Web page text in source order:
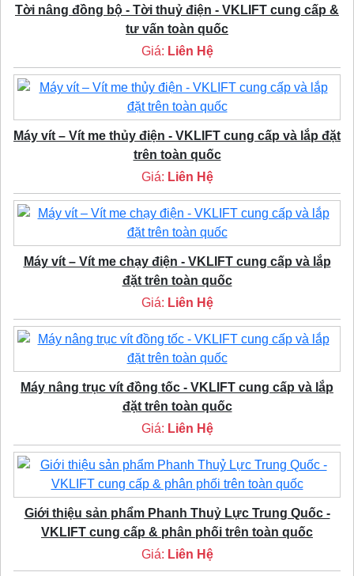
Tời nâng đồng bộ - Tời thuỷ điện - VKLIFT cung cấp &
tư vấn toàn quốc
Giá: Liên Hệ
Máy vít – Vít me thủy điện - VKLIFT cung cấp và lắp đặt
trên toàn quốc
Giá: Liên Hệ
Máy vít – Vít me chạy điện - VKLIFT cung cấp và lắp
đặt trên toàn quốc
Giá: Liên Hệ
Máy nâng trục vít đồng tốc - VKLIFT cung cấp và lắp
đặt trên toàn quốc
Giá: Liên Hệ
Giới thiệu sản phẩm Phanh Thuỷ Lực Trung Quốc -
VKLIFT cung cấp & phân phối trên toàn quốc
Giá: Liên Hệ